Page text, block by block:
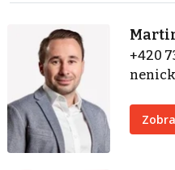
+420